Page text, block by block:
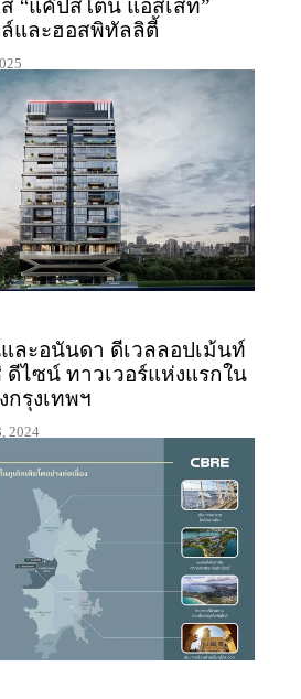
“แค๊ปสโตน แอสเสท”
และฮอสพิทัลลิตี้
ละอนันดา ดีเวลลอปเม้นท์
ดีไซน์ ทาวเวอร์แห่งแรกใน
กรุงเทพฯ
2024